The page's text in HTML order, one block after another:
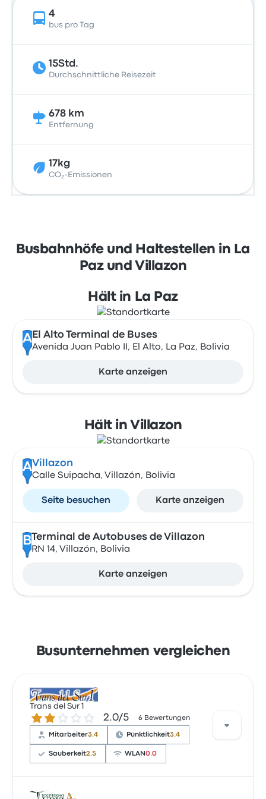
4
bus pro Tag
15Std.
Durchschnittliche Reisezeit
678 km
Entfernung
17kg
CO₂-Emissionen
Busbahnhöfe und Haltestellen in La
Paz und Villazon
Hält in La Paz
A El Alto Terminal de Buses
Avenida Juan Pablo II, El Alto, La Paz, Bolivia
Karte anzeigen
Hält in Villazon
AVillazon
Calle Suipacha, Villazón, Bolivia
Seite besuchen Karte anzeigen
B Terminal de Autobuses de Villazon
RN 14, Villazón, Bolivia
Karte anzeigen
Busunternehmen vergleichen
Trans del Sur 1
2.0 von 5 Sternen2.0/5 6 Bewertungen
Mitarbeiter3.4 Pünktlichkeit3.4
Sauberkeit2.5 WLAN0.0
Basierend auf 6 Bewertungen wurde das